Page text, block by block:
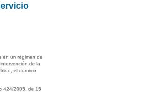
en un régimen de
de la
el dominio
424/2005, de 15